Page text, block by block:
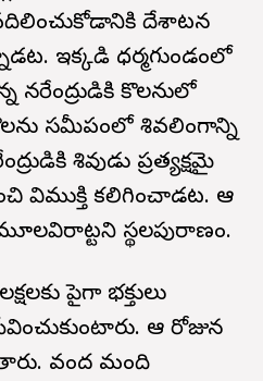
దేశాటన
ఇక్కడి ధర్మగుండంలో
నరేంద్రుడికి కొలనులో
సమీపంలో శివలింగాన్ని
శివుడు ప్రత్యక్షమై
విముక్తి కలిగించాడట. ఆ
స్థలపురాణం.
పైగా భక్తులు
ఆ రోజున
వంద మంది